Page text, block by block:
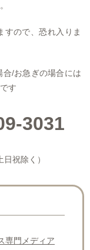
すので、恐れ入りま
/お急ぎの場合には
す
3031
祝除く）
専門メディア